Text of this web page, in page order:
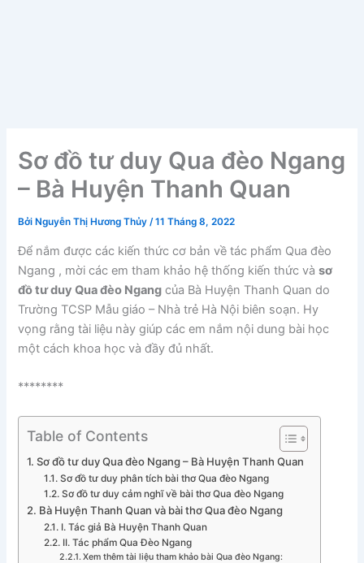
Sơ đồ tư duy Qua đèo Ngang
– Bà Huyện Thanh Quan
Bởi Nguyễn Thị Hương Thủy/11 Tháng 8, 2022
Để nắm được các kiến thức cơ bản về tác phẩm Qua đèo
Ngang , mời các em tham khảo hệ thống kiến thức vàsơ
đồ tư duy Qua đèo Ngang của Bà Huyện Thanh Quan do
Trường TCSP Mẫu giáo – Nhà trẻ Hà Nội biên soạn. Hy
vọng rằng tài liệu này giúp các em nắm nội dung bài học
một cách khoa học và đầy đủ nhất.
********
Table of Contents
Sơ đồ tư duy Qua đèo Ngang – Bà Huyện Thanh Quan
Sơ đồ tư duy phân tích bài thơ Qua đèo Ngang
Sơ đồ tư duy cảm nghĩ về bài thơ Qua đèo Ngang
Bà Huyện Thanh Quan và bài thơ Qua đèo Ngang
I. Tác giả Bà Huyện Thanh Quan
II. Tác phẩm Qua Đèo Ngang
Xem thêm tài liệu tham khảo bài Qua đèo Ngang: